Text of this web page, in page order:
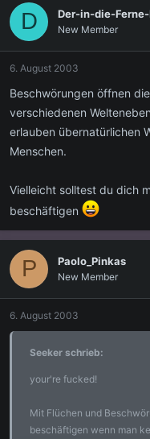
D Der-in-die-
New Member
6. August 2003
Beschwörungen öffnen
verschiedenen
erlauben übernatürlichen
Menschen.
Vielleicht solltest du dich
beschäftigen
P Paolo_Pinkas
New Member
6. August 2003
Seeker schrieb:
your're fucked!
Mit Flüchen und
beschäftigen wenn man